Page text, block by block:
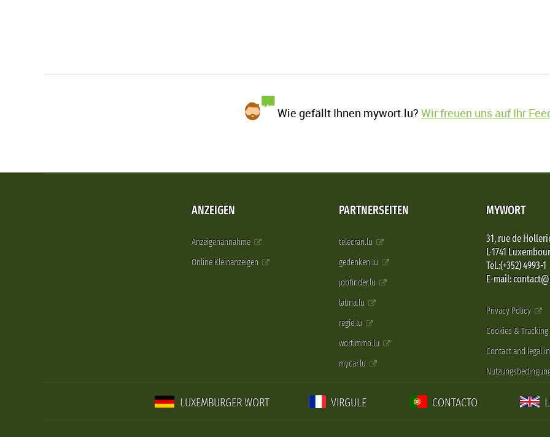
Wie gefällt Ihnen mywort.lu?Wir freuen uns auf Ihr
ANZEIGEN
Anzeigenannahme
Online Kleinanzeigen
PARTNERSEITEN
telecran.lu
gedenken.lu
jobfinder.lu
latina.lu
regie.lu
wortimmo.lu
mycar.lu
MYWORT
31, rue de
L-1741
Tel.:(+352) 4993-1
E-mail:
Privacy Policy
Cookies & Tracking
Contact and legal
LUXEMBURGER WORT VIRGULE CONTACTO